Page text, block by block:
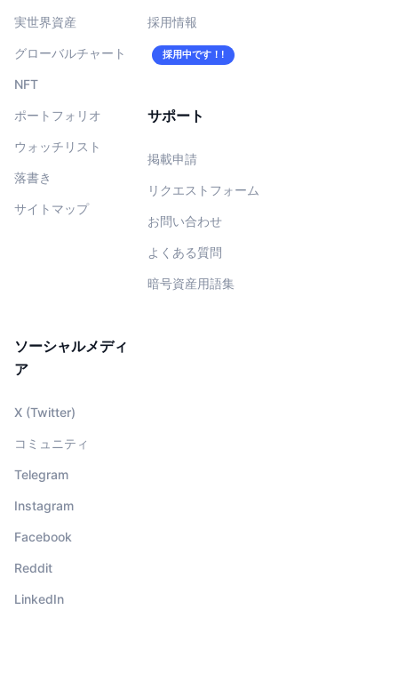
実世界資産
グローバルチャート
NFT
ポートフォリオ
ウォッチリスト
落書き
サイトマップ
採用情報
採用中です！!
サポート
掲載申請
リクエストフォーム
お問い合わせ
よくある質問
暗号資産用語集
ソーシャルメディ
ア
X (Twitter)
コミュニティ
Telegram
Instagram
Facebook
Reddit
LinkedIn